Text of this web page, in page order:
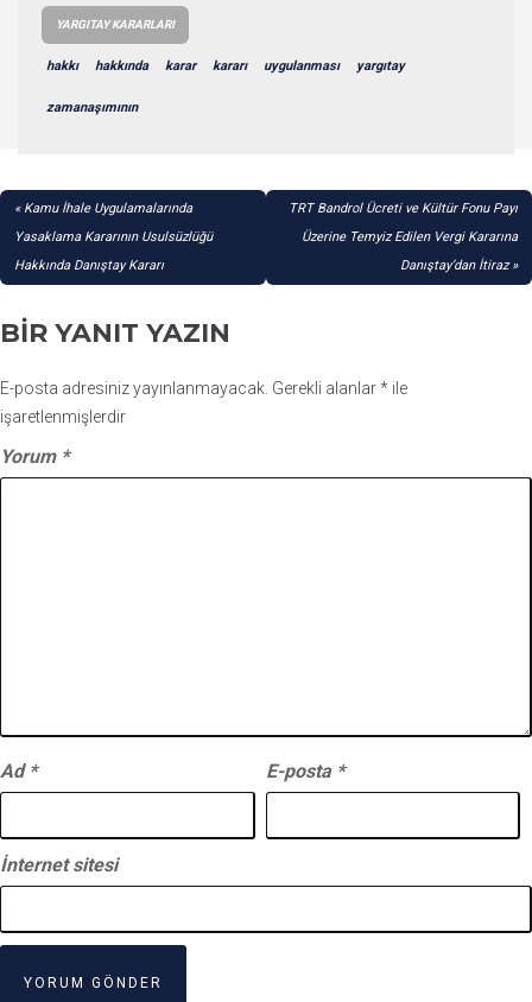
YARGITAY KARARLARI
hakkı hakkında karar kararı uygulanması yargıtay
zamanaşımının
YAZI
GEZINMESI
Kamu İhale Uygulamalarında
Yasaklama Kararının Usulsüzlüğü
Hakkında Danıştay Kararı
TRT Bandrol Ücreti ve Kültür Fonu Payı
Üzerine Temyiz Edilen Vergi Kararına
Danıştay’dan İtiraz
BIR YANIT YAZIN
E-posta adresiniz yayınlanmayacak. Gerekli alanlar* ile
işaretlenmişlerdir
Yorum *
Ad * E-posta *
İnternet sitesi